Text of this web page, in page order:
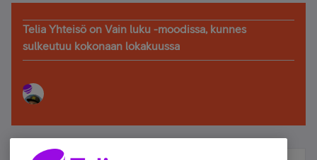
Telia Yhteisö on Vain luku -moodissa, kunnes
sulkeutuu kokonaan lokakuussa